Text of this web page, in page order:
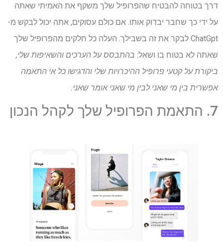
דרך בטוחה להבטיח שהפרופיל שלך משקף את האמיתי שאתה
על ידי כך שחבר יבדוק אותו. אם כולם עסוקים, אתה יכול לבקש מ-
ChatGpt לבקר את זה בשבילך. העלה כל חלקים מהפרופיל שלך
שאתה לא בטוח בו ושאל: בהתבסס על הערכים והשאיפות שלי,
ביקורת על קטעי פרופיל ההיכרויות שלי והדגישו כל אי התאמה
אפשרית בין מי שאני לבין מי שאני אומר שאני.
7. התאמת הפרופיל שלך לקהל הנכון